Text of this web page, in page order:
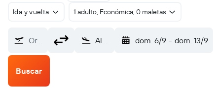
Ida y vuelta 1 adulto, Económica, 0 maletas
Origen Alakanuk (AUK) dom. 6/9 - dom. 13/9
Buscar